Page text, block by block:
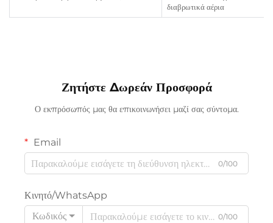
διαβρωτικά αέρια
Ζητήστε Δωρεάν Προσφορά
Ο εκπρόσωπός μας θα επικοινωνήσει μαζί σας σύντομα.
Email
0/100
Κινητό/WhatsApp
Κωδικός
0/100